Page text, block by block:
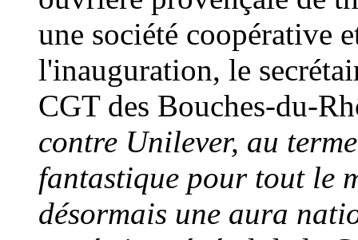
une société coopérative
l'inauguration, le
CGT des Bouches-du-
contre Unilever, au
fantastique pour tout le
désormais une aura